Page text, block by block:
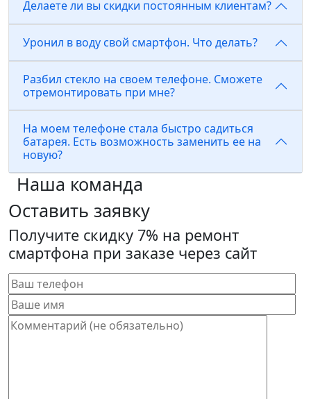
Делаете ли вы скидки постоянным клиентам?
Уронил в воду свой смартфон. Что делать?
Разбил стекло на своем телефоне. Сможете
отремонтировать при мне?
На моем телефоне стала быстро садиться
батарея. Есть возможность заменить ее на
новую?
Наша команда
Оставить заявку
Получите скидку 7% на ремонт
смартфона при заказе через сайт